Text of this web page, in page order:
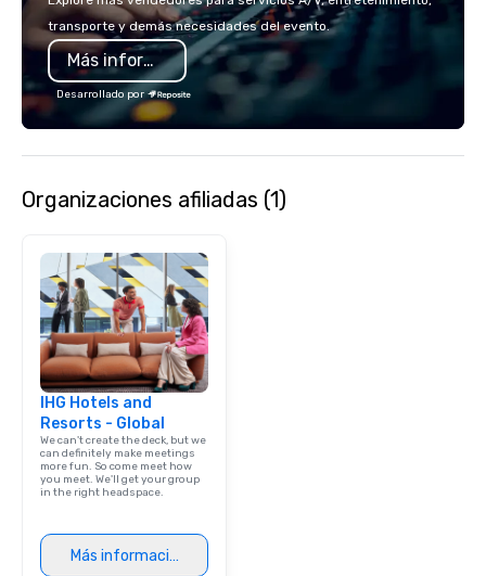
transporte y demás necesidades del evento.
Más información
Desarrollado por
Organizaciones afiliadas (1)
IHG Hotels and
Resorts - Global
We can't create the deck, but we
can definitely make meetings
more fun. So come meet how
you meet. We'll get your group
in the right headspace.
Más información